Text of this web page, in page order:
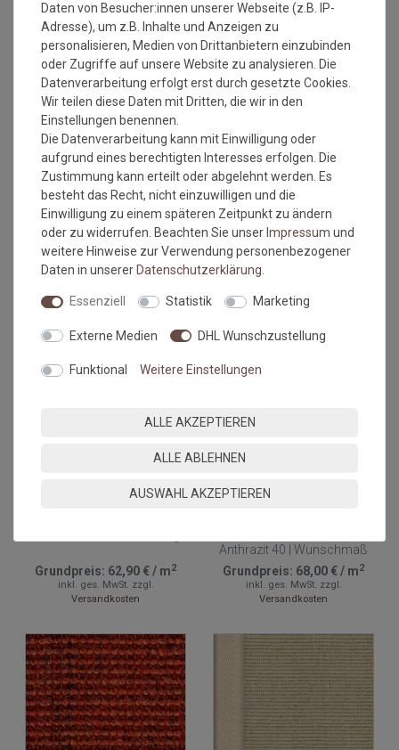
Sisalteppich mit
Stoffbordüre Salvador Rot
10 | Wunschmaß
Grundpreis:
89,00 €
2
inkl. ges. MwSt.zzgl.
Sisalteppich mit Umkettelung
und Fleckschutz Manaus
Lava 41 | Wunschmaß
Grundpreis:
64,99 €
inkl. ges. MwSt.
Grundpreis: 62,90 €/ m2
inkl. ges. MwSt. zzgl.
Versandkosten
Anthrazit 40 | Wunschmaß
Grundpreis: 68,00 €/ m2
inkl. ges. MwSt. zzgl.
Versandkosten
Daten von Besucher:innen unserer Webseite (z.B. IP-
Adresse), um z.B. Inhalte und Anzeigen zu
personalisieren, Medien von Drittanbietern einzubinden
oder Zugriffe auf unsere Website zu analysieren. Die
Datenverarbeitung erfolgt erst durch gesetzte Cookies.
Wir teilen diese Daten mit Dritten, die wir in den
Einstellungen benennen.
Die Datenverarbeitung kann mit Einwilligung oder
aufgrund eines berechtigten Interesses erfolgen. Die
Zustimmung kann erteilt oder abgelehnt werden. Es
besteht das Recht, nicht einzuwilligen und die
Einwilligung zu einem späteren Zeitpunkt zu ändern
oder zu widerrufen. Beachten Sie unser Impressum und
weitere Hinweise zur Verwendung personenbezogener
Daten in unserer Daten­schutz­erklärung
Essenziell Statistik Marketing
Externe Medien DHL Wunschzustellung
Funktional Weitere Einstellungen
ALLE AKZEPTIEREN
ALLE ABLEHNEN
AUSWAHL AKZEPTIEREN